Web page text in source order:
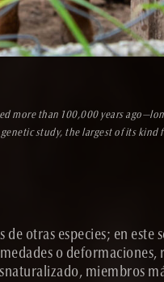
more than 100,000 years
study, the largest of its kind
otras especies; en
o
miembros